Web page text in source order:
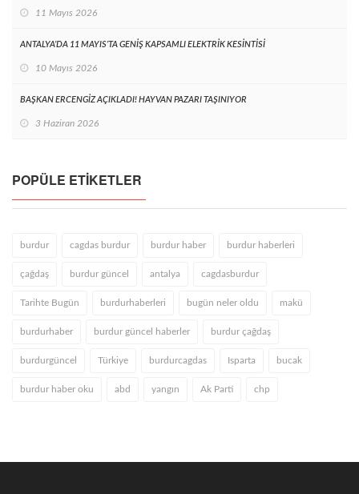
11 Mayıs 2026
ANTALYA’DA 11 MAYIS’TA GENİŞ KAPSAMLI ELEKTRİK KESİNTİSİ
10 Mayıs 2026
BAŞKAN ERCENGİZ AÇIKLADI! HAYVAN PAZARI TAŞINIYOR
3 Haziran 2026
POPÜLE ETIKETLER
burdur cagdas burdur burdur haber burdur haberleri
çağdaş burdur güncel antalya cagdasburdur
Tarihte Bugün burdurhaberleri bugün neler oldu makü
burdurhaber burdur güncel haberler burdur çağdaş
burdurgüncel Türkiye burdurcagdas Isparta bucak
burdur haber oku abd yangın Ak Parti chp